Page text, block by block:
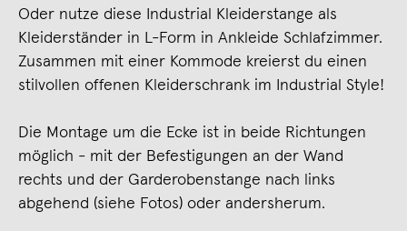
Oder nutze diese Industrial Kleiderstange als
Kleiderständer in L-Form in Ankleide Schlafzimmer.
Zusammen mit einer Kommode kreierst du einen
stilvollen offenen Kleiderschrank im Industrial Style!
Die Montage um die Ecke ist in beide Richtungen
möglich - mit der Befestigungen an der Wand
rechts und der Garderobenstange nach links
abgehend (siehe Fotos) oder andersherum.